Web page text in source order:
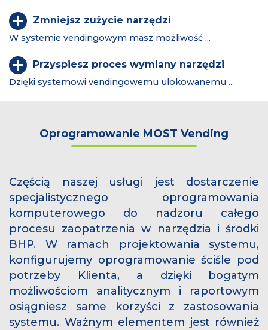
Zmniejsz zużycie narzędzi
W systemie vendingowym masz możliwość ...
Przyspiesz proces wymiany narzędzi
Dzięki systemowi vendingowemu ulokowanemu ...
Oprogramowanie MOST Vending
Częścią naszej usługi jest dostarczenie
specjalistycznego oprogramowania
komputerowego do nadzoru całego
procesu zaopatrzenia w narzędzia i środki
BHP. W ramach projektowania systemu,
konfigurujemy oprogramowanie ściśle pod
potrzeby Klienta, a dzięki bogatym
możliwościom analitycznym i raportowym
osiągniesz same korzyści z zastosowania
systemu. Ważnym elementem jest również